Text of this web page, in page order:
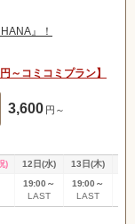
』！
～コミコミプラン】
3,600 円～
) 12日(水) 13日(木)
19:00～
LAST
19:00～
LAST